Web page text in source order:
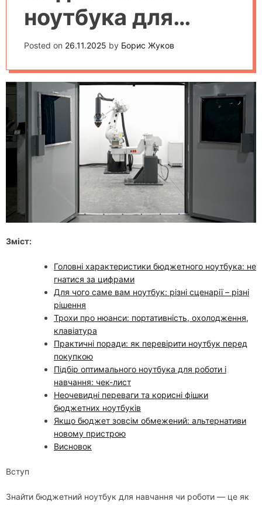
ноутбука для
навчання та
роботи
Posted on 26.11.2025 by Борис Жуков
Зміст:
Головні характеристики бюджетного ноутбука: не
гнатися за цифрами
Для чого саме вам ноутбук: різні сценарії – різні
рішення
Трохи про нюанси: портативність, охолодження,
клавіатура
Практичні поради: як перевірити ноутбук перед
покупкою
Підбір оптимального ноутбука для роботи і
навчання: чек-лист
Неочевидні переваги та корисні фішки
бюджетних ноутбуків
Якщо бюджет зовсім обмежений: альтернативи
новому пристрою
Висновок
Вступ
Знайти бюджетний ноутбук для навчання чи роботи — це як